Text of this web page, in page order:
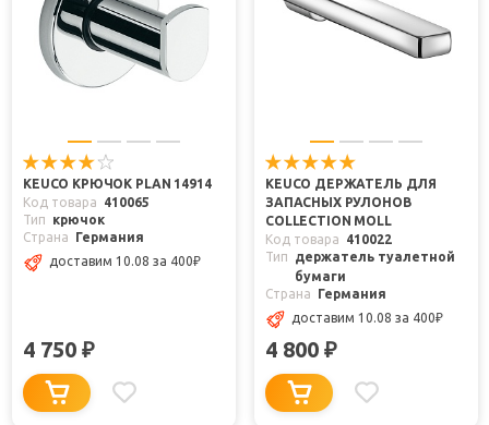
KEUCO КРЮЧОК PLAN 14914
Код товара
410065
Тип
крючок
Страна
Германия
доставим 10.08 за 400₽
4 750 ₽
KEUCO ДЕРЖАТЕЛЬ ДЛЯ
ЗАПАСНЫХ РУЛОНОВ
COLLECTION MOLL
Код товара
410022
Тип
держатель туалетной
бумаги
Страна
Германия
доставим 10.08 за 400₽
4 800 ₽